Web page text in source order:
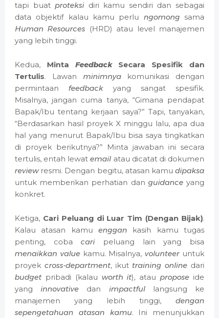
tapi buatproteksi diri kamu sendiri dan sebagai
data objektif kalau kamu perlu ngomong sama
Human Resources (HRD) atau level manajemen
yang lebih tinggi.
Kedua, Minta FeedbackSecara Spesifik dan
Tertulis. Lawan minimnyakomunikasi dengan
permintaan feedback yang sangat spesifik.
Misalnya, jangan cuma tanya, “Gimana pendapat
Bapak/Ibu tentang kerjaan saya?” Tapi, tanyakan,
“Berdasarkan hasil proyek X minggu lalu, apa dua
hal yang menurut Bapak/Ibu bisa saya tingkatkan
di proyek berikutnya?” Minta jawaban ini secara
tertulis, entah lewatemailatau dicatat di dokumen
reviewresmi. Dengan begitu, atasan kamu dipaksa
untuk memberikan perhatian dan guidanceyang
konkret.
Ketiga, Cari Peluang di Luar Tim (Dengan Bijak).
Kalau atasan kamu enggan kasih kamu tugas
penting, cobacari peluang lain yang bisa
menaikkan valuekamu. Misalnya, volunteeruntuk
proyek cross-department, ikut training online dari
budget pribadi (kalau worth it), ataupropose ide
yanginnovative dan impactfullangsung ke
manajemen yang lebih tinggi, dengan
sepengetahuan atasan kamu. Ini menunjukkan